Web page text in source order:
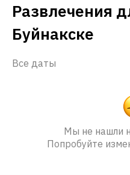
Развлечения
Буйнакске
Все даты
Мы не нашли
Попробуйте